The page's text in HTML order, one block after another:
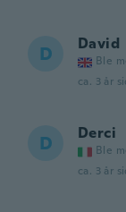
D David
Ble
ca. 3 år
D Derci
Ble
ca. 3 år